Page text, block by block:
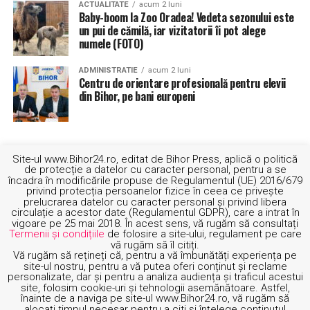
„Realizarea acestei centuri este o investiție foarte
ACTUALITATE acum 2 luni
Baby-boom la Zoo Oradea! Vedeta sezonului este
un pui de cămilă, iar vizitatorii îi pot alege
numele (FOTO)
ADMINISTRATIE acum 2 luni
Centru de orientare profesională pentru elevii
din Bihor, pe bani europeni
DESPRE NOI TERMENI SI CONDITII POLITICA COOKIE CONTACT
Site-ul www.Bihor24.ro, editat de Bihor Press, aplică o politică
de protecție a datelor cu caracter personal, pentru a se
încadra în modificările propuse de Regulamentul (UE) 2016/679
privind protecția persoanelor fizice în ceea ce privește
prelucrarea datelor cu caracter personal și privind libera
circulație a acestor date (Regulamentul GDPR), care a intrat în
vigoare pe 25 mai 2018. În acest sens, vă rugăm să consultați
Termenii și condițiile de folosire a site-ului, regulament pe care
vă rugăm să îl citiți.
Vă rugăm să rețineți că, pentru a vă îmbunătăți experiența pe
site-ul nostru, pentru a vă putea oferi conținut și reclame
personalizate, dar și pentru a analiza audiența și traficul acestui
site, folosim cookie-uri și tehnologii asemănătoare. Astfel,
înainte de a naviga pe site-ul www.Bihor24.ro, vă rugăm să